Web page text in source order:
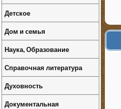
Детское
Дом и семья
Наука, Образование
Справочная литература
Духовность
Документальная